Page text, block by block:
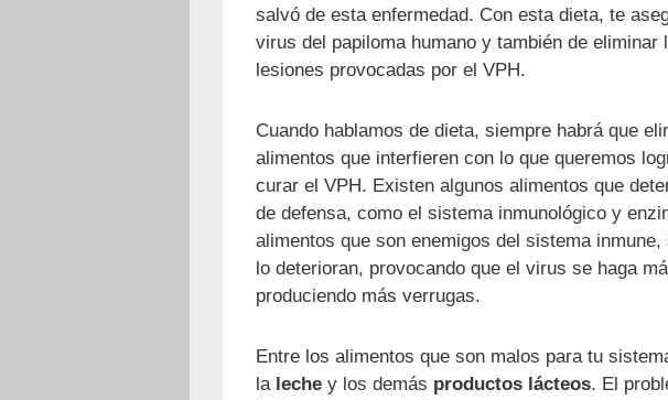
salvó de esta enfermedad. Con esta dieta, te
virus del papiloma humano y también de eliminar
lesiones provocadas por el VPH.
Cuando hablamos de dieta, siempre habrá que
alimentos que interfieren con lo que queremos
curar el VPH. Existen algunos alimentos que
de defensa, como el sistema inmunológico y
alimentos que son enemigos del sistema
lo deterioran, provocando que el virus se haga
produciendo más verrugas.
Entre los alimentos que son malos para tu
la leche y los demás productos lácteos. El